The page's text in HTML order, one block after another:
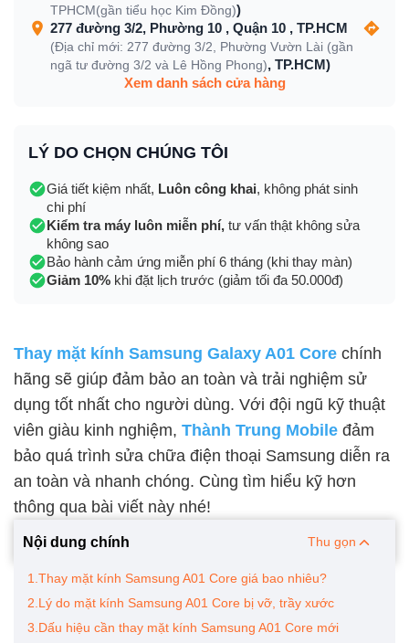
TPHCM(gần tiểu học Kim Đồng))
277 đường 3/2, Phường 10 , Quận 10 , TP.HCM
(Địa chỉ mới: 277 đường 3/2, Phường Vườn Lài (gần
ngã tư đường 3/2 và Lê Hồng Phong), TP.HCM)
Xem danh sách cửa hàng
LÝ DO CHỌN CHÚNG TÔI
Giá tiết kiệm nhất, Luôn công khai, không phát sinh
chi phí
Kiểm tra máy luôn miễn phí, tư vấn thật không sửa
không sao
Bảo hành cảm ứng miễn phí 6 tháng (khi thay màn)
Giảm 10% khi đặt lịch trước (giảm tối đa 50.000đ)
Thay mặt kính Samsung Galaxy A01 Core chính
hãng sẽ giúp đảm bảo an toàn và trải nghiệm sử
dụng tốt nhất cho người dùng. Với đội ngũ kỹ thuật
viên giàu kinh nghiệm, Thành Trung Mobile đảm
bảo quá trình sửa chữa điện thoại Samsung diễn ra
an toàn và nhanh chóng. Cùng tìm hiểu kỹ hơn
thông qua bài viết này nhé!
Nội dung chính Thu gọn
1.Thay mặt kính Samsung A01 Core giá bao nhiêu?
2.Lý do mặt kính Samsung A01 Core bị vỡ, trầy xước
3.Dấu hiệu cần thay mặt kính Samsung A01 Core mới